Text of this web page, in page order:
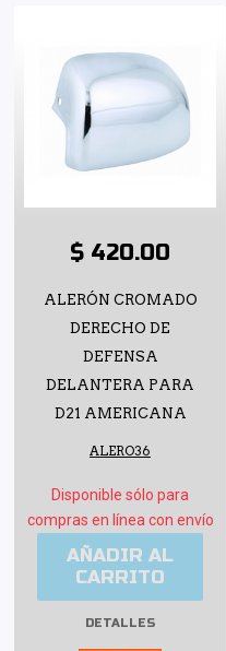
$ 420.00
ALERÓN CROMADO
DERECHO DE
DEFENSA
DELANTERA PARA
D21 AMERICANA
ALERO36
Disponible sólo para
compras en línea con envío
AÑADIR AL
CARRITO
DETALLES